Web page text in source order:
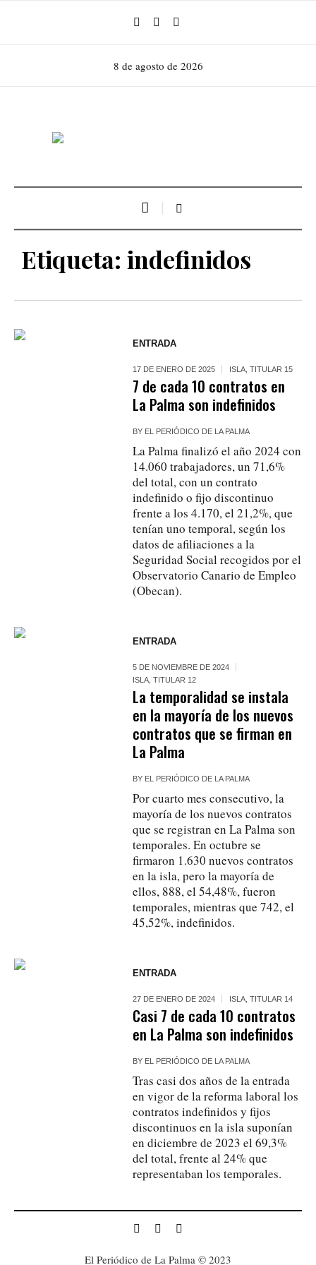
8 de agosto de 2026
Etiqueta: indefinidos
ENTRADA
17 DE ENERO DE 2025 ISLA ,TITULAR 15
7 de cada 10 contratos en
La Palma son indefinidos
BY EL PERIÓDICO DE LA PALMA
La Palma finalizó el año 2024 con
14.060 trabajadores, un 71,6%
del total, con un contrato
indefinido o fijo discontinuo
frente a los 4.170, el 21,2%, que
tenían uno temporal, según los
datos de afiliaciones a la
Seguridad Social recogidos por el
Observatorio Canario de Empleo
(Obecan).
ENTRADA
5 DE NOVIEMBRE DE 2024
ISLA ,TITULAR 12
La temporalidad se instala
en la mayoría de los nuevos
contratos que se firman en
La Palma
BY EL PERIÓDICO DE LA PALMA
Por cuarto mes consecutivo, la
mayoría de los nuevos contratos
que se registran en La Palma son
temporales. En octubre se
firmaron 1.630 nuevos contratos
en la isla, pero la mayoría de
ellos, 888, el 54,48%, fueron
temporales, mientras que 742, el
45,52%, indefinidos.
ENTRADA
27 DE ENERO DE 2024 ISLA ,TITULAR 14
Casi 7 de cada 10 contratos
en La Palma son indefinidos
BY EL PERIÓDICO DE LA PALMA
Tras casi dos años de la entrada
en vigor de la reforma laboral los
contratos indefinidos y fijos
discontinuos en la isla suponían
en diciembre de 2023 el 69,3%
del total, frente al 24% que
representaban los temporales.
El Periódico de La Palma © 2023